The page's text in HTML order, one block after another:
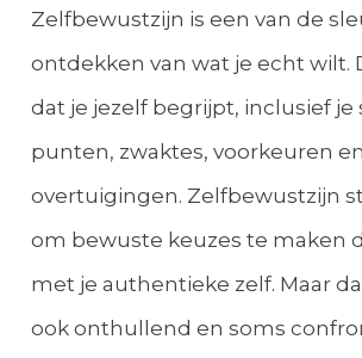
Zelfbewustzijn is een van de
ontdekken van wat je echt wilt.
dat je jezelf begrijpt, inclusief je
punten, zwaktes, voorkeuren en
overtuigingen. Zelfbewustzijn
om bewuste keuzes te maken
met je authentieke zelf. Maar
ook onthullend en soms